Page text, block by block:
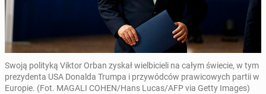
Swoją polityką Viktor Orban zyskał wielbicieli na całym świecie, w tym
prezydenta USA Donalda Trumpa i przywódców prawicowych partii w
Europie. (Fot. MAGALI COHEN/Hans Lucas/AFP via Getty Images)